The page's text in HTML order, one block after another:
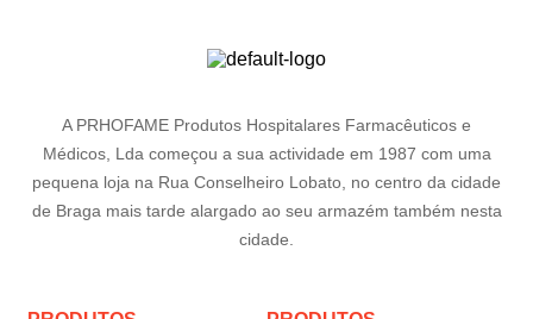
A PRHOFAME Produtos Hospitalares Farmacêuticos e
Médicos, Lda começou a sua actividade em 1987 com uma
pequena loja na Rua Conselheiro Lobato, no centro da cidade
de Braga mais tarde alargado ao seu armazém também nesta
cidade.